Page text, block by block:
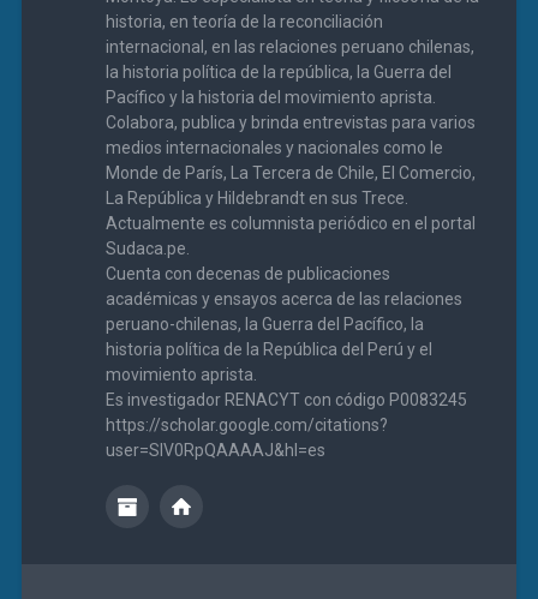
historia, en teoría de la reconciliación
internacional, en las relaciones peruano chilenas,
la historia política de la república, la Guerra del
Pacífico y la historia del movimiento aprista.
Colabora, publica y brinda entrevistas para varios
medios internacionales y nacionales como le
Monde de París, La Tercera de Chile, El Comercio,
La República y Hildebrandt en sus Trece.
Actualmente es columnista periódico en el portal
Sudaca.pe.
Cuenta con decenas de publicaciones
académicas y ensayos acerca de las relaciones
peruano-chilenas, la Guerra del Pacífico, la
historia política de la República del Perú y el
movimiento aprista.
Es investigador RENACYT con código P0083245
https://scholar.google.com/citations?
user=SIV0RpQAAAAJ&hl=es